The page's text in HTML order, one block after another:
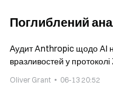
Поглиблений
Аудит Anthropic щодо AI
вразливостей у
Oliver Grant 06-13 20:52